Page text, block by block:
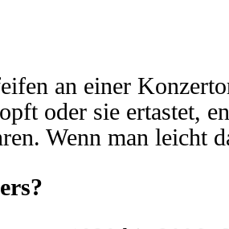
an einer
oder sie ertastet,
Wenn man leicht